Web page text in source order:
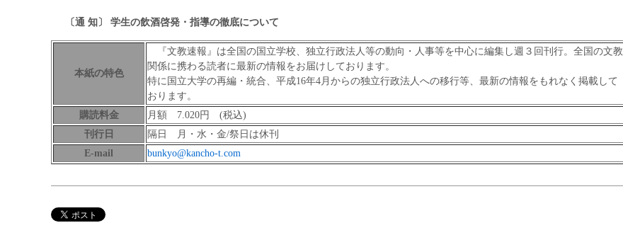
〔通 知〕 学生の飲酒啓発・指導の徹底について
本紙の特色
『文教速報』は全国の国立学校、独立行政法人等の動向・人事等を中心に編集し週３回刊行。全国の文教
関係に携わる読者に最新の情報をお届けしております。
特に国立大学の再編・統合、平成16年4月からの独立行政法人への移行等、最新の情報をもれなく掲載して
おります。
購読料金
月額 7.020円 (税込)
刊行日
隔日 月・水・金/祭日は休刊
E-mail
bunkyo@kancho-t.com